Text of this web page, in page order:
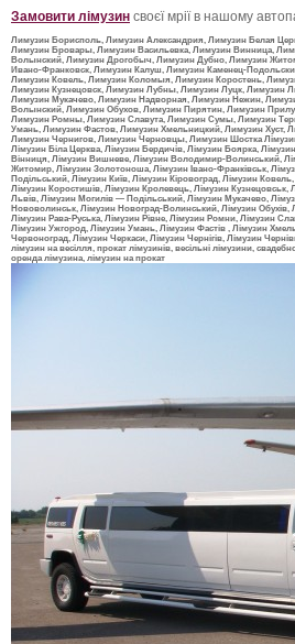
Замовити лімузин своєї мрії в нашому
Лимузин Борисполь, Лимузин Александрия, Лимузин Белая
Лимузин Бровары, Лимузин Васильевка, Лимузин Винница,
Волынский, Лимузин Дрогобыч, Лимузин Дубно, Лимузин
Ивано-Франковск, Лимузин Калуш, Лимузин Каменец-
Лимузин Ковель, Лимузин Коломыя, Лимузин Коростень,
Лимузин Кузнецовск, Лимузин Лубны, Лимузин Луцк, Лимузин
Лимузин Мукачево, Лимузин Надворная, Лимузин Нежин,
Волынский, Лимузин Обухов, Лимузин Пирятин, Лимузин
Лимузин Ромны, Лимузин Славута, Лимузин Сумы, Лимузин
Умань, Лимузин Фастов, Лимузин Хмельницкий, Лимузин Хуст,
Лимузин Чернигов, Лимузин Черновцы, Лимузин Шостка
Лімузин Біла Церква, Лімузин Бердичів, Лімузин Боярка,
Вінниця, Лімузин Вишневе, Лімузин Володимир-Волинський,
Житомир, Лімузин Золотоноша, Лімузин Івано-Франківськ,
Подільський, Лімузин Київ, Лімузин Кіровоград, Лімузин
Лімузин Коростишів, Лімузин Кролевець, Лімузин Кузнецовськ,
Львів, Лімузин Могилів — Подільський, Лімузин Мукачево,
Нововолинськ, Лімузин Новоград-Волинський, Лімузин Обухів,
Лімузин Рава-Руська, Лімузин Рівне, Лімузин Ромни, Лімузин
Лімузин Ужгород, Лімузин Умань, Лімузин Фастів , Лімузин
Червоноград, Лімузин Черкаси, Лімузин Чернігів, Лімузин
лімузин на весілля, прокат лімузинів, весільні лімузини,
оренда лімузина, лімузин на прокат